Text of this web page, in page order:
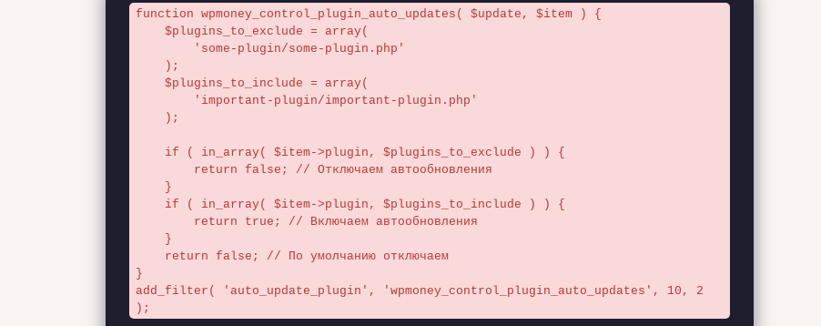
function wpmoney_control_plugin_auto_updates( $update, $item ) {
}
add_filter( 'auto_update_plugin', 'wpmoney_control_plugin_auto_updates', 10, 2
);